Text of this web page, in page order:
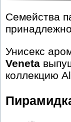
Семейства
Унисекс
Veneta
коллекцию